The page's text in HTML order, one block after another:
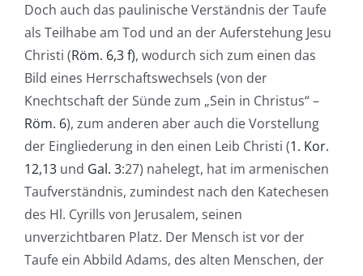
Doch auch das paulinische Verständnis der Taufe
als Teilhabe am Tod und an der Auferstehung Jesu
Christi (Röm. 6,3 f), wodurch sich zum einen das
Bild eines Herrschaftswechsels (von der
Knechtschaft der Sünde zum „Sein in Christus“ –
Röm. 6), zum anderen aber auch die Vorstellung
der Eingliederung in den einen Leib Christi (1. Kor.
12,13 und Gal. 3:27) nahelegt, hat im armenischen
Taufverständnis, zumindest nach den Katechesen
des Hl. Cyrills von Jerusalem, seinen
unverzichtbaren Platz. Der Mensch ist vor der
Taufe ein Abbild Adams, des alten Menschen, der